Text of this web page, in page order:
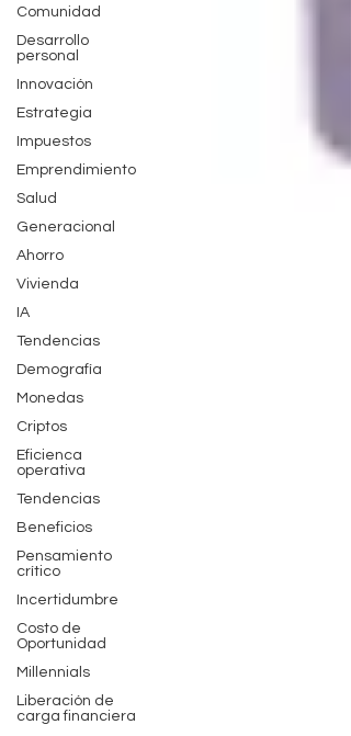
Comunidad
Desarrollo
personal
Innovación
Estrategia
Impuestos
Emprendimiento
Salud
Generacional
Ahorro
Vivienda
IA
Tendencias
Demografía
Monedas
Criptos
Eficienca
operativa
Tendencias
Beneficios
Pensamiento
crítico
Incertidumbre
Costo de
Oportunidad
Millennials
Liberación de
carga financiera